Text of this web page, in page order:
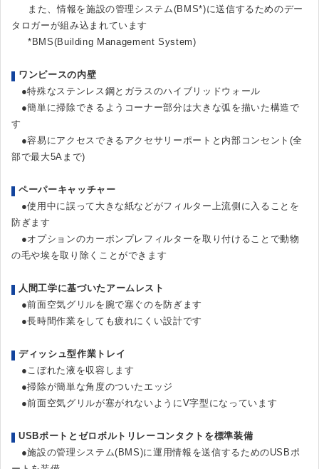
また、情報を施設の管理システム(BMS*)に送信するためのデー
タロガーが組み込まれています
*BMS(Building Management System)
ワンピースの内壁
●特殊なステンレス鋼とガラスのハイブリッドウォール
●簡単に掃除できるようコーナー部分は大きな弧を描いた構造で
す
●容易にアクセスできるアクセサリーポートと内部コンセント(全
部で最大5Aまで)
ペーパーキャッチャー
●使用中に誤って大きな紙などがフィルター上流側に入ることを
防ぎます
●オプションのカーボンプレフィルターを取り付けることで動物
の毛や埃を取り除くことができます
人間工学に基づいたアームレスト
●前面空気グリルを腕で塞ぐのを防ぎます
●長時間作業をしても疲れにくい設計です
ディッシュ型作業トレイ
●こぼれた液を収容します
●掃除が簡単な角度のついたエッジ
●前面空気グリルが塞がれないようにV字型になっています
USBポートとゼロボルトリレーコンタクトを標準装備
●施設の管理システム(BMS)に運用情報を送信するためのUSBポ